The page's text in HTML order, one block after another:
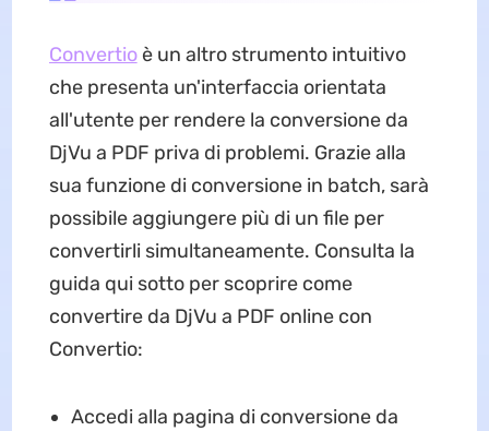
Convertioè un altro strumento intuitivo
che presenta un'interfaccia orientata
all'utente per rendere la conversione da
DjVu a PDF priva di problemi. Grazie alla
sua funzione di conversione in batch, sarà
possibile aggiungere più di un file per
convertirli simultaneamente. Consulta la
guida qui sotto per scoprire come
convertire da DjVu a PDF online con
Convertio:
Accedi alla pagina di conversione da